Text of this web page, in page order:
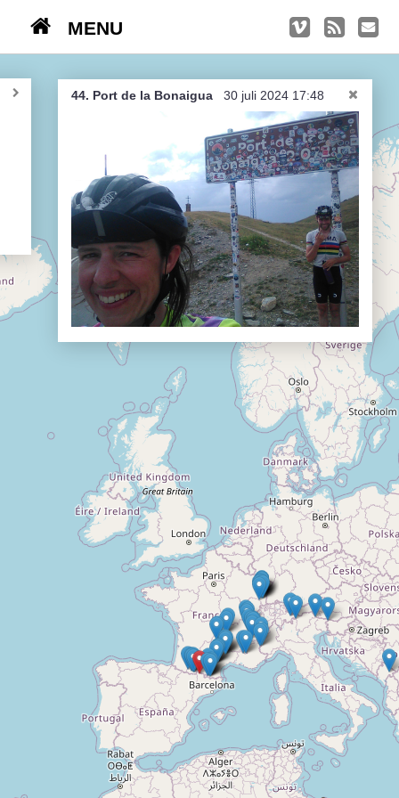
MENU
Kasseien
België / Duitsland / Nederland
Hoogtepunten
Soeperlange tocht
Afleveringen
Bounding Boxes
Ronde Van Flandriën
Dhr. Dries
Schapentocht
Het lossen van de kunst
7 rollen van Steven Seagal
Dodentocht
Redelijk slecht weer
In vogelvlucht
44. Port de la Bonaigua 30 juli 2024 17:48